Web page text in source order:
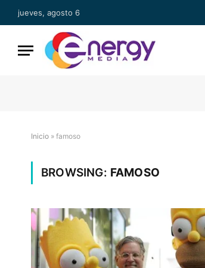
jueves, agosto 6
Inicio » famoso
BROWSING: FAMOSO